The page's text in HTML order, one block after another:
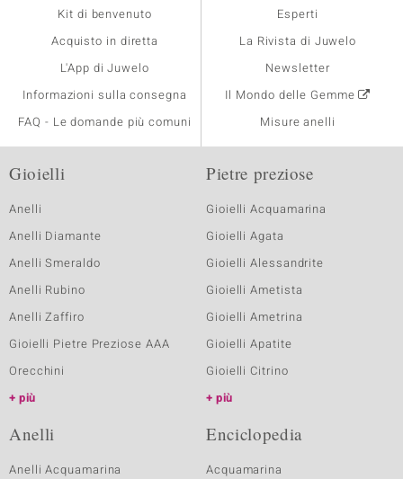
Kit di benvenuto
Acquisto in diretta
L'App di Juwelo
Informazioni sulla consegna
FAQ - Le domande più comuni
Esperti
La Rivista di Juwelo
Newsletter
Il Mondo delle Gemme
Misure anelli
Gioielli
Anelli
Anelli Diamante
Anelli Smeraldo
Anelli Rubino
Anelli Zaffiro
Gioielli Pietre Preziose AAA
Orecchini
più
Pietre preziose
Gioielli Acquamarina
Gioielli Agata
Gioielli Alessandrite
Gioielli Ametista
Gioielli Ametrina
Gioielli Apatite
Gioielli Citrino
più
Anelli
Anelli Acquamarina
Enciclopedia
Acquamarina